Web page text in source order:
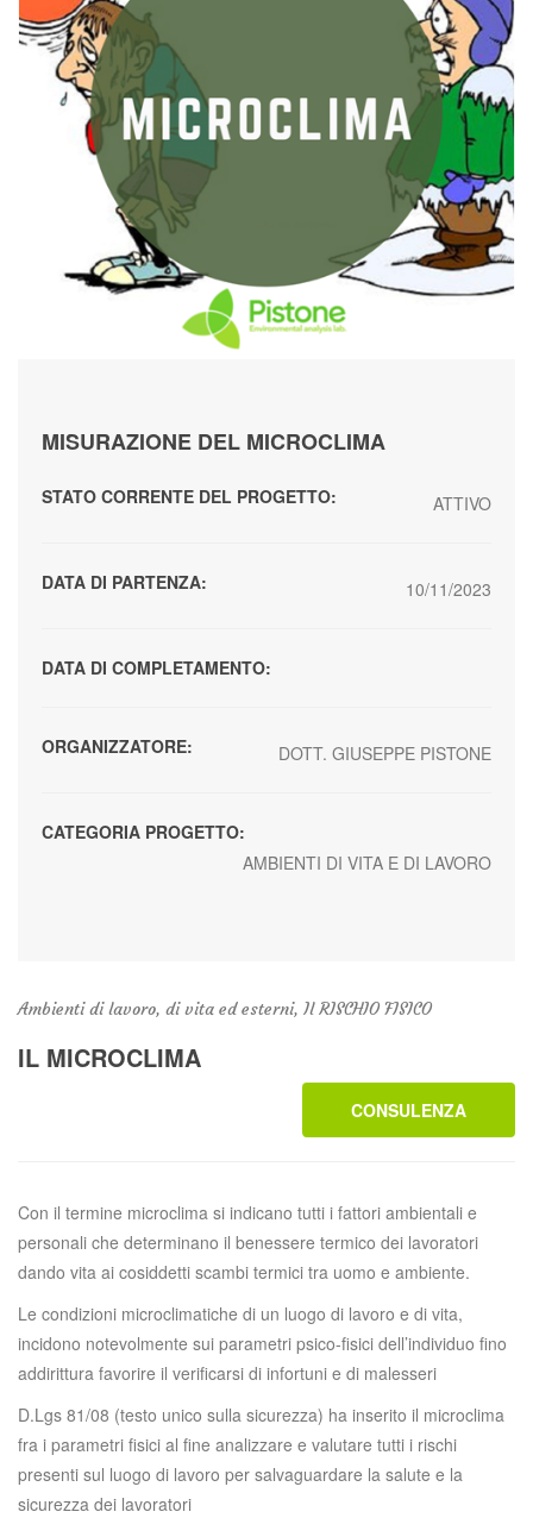
MISURAZIONE DEL MICROCLIMA
STATO CORRENTE DEL PROGETTO: ATTIVO
DATA DI PARTENZA: 10/11/2023
DATA DI COMPLETAMENTO:
ORGANIZZATORE: DOTT. GIUSEPPE PISTONE
CATEGORIA PROGETTO:
AMBIENTI DI VITA E DI LAVORO
Ambienti di lavoro, di vita ed esterni, Il RISCHIO FISICO
IL MICROCLIMA
CONSULENZA
Con il termine microclima si indicano tutti i fattori ambientali e
personali che determinano il benessere termico dei lavoratori
dando vita ai cosiddetti scambi termici tra uomo e ambiente.
Le condizioni microclimatiche di un luogo di lavoro e di vita,
incidono notevolmente sui parametri psico-fisici dell’individuo fino
addirittura favorire il verificarsi di infortuni e di malesseri
D.Lgs 81/08 (testo unico sulla sicurezza) ha inserito il microclima
fra i parametri fisici al fine analizzare e valutare tutti i rischi
presenti sul luogo di lavoro per salvaguardare la salute e la
sicurezza dei lavoratori